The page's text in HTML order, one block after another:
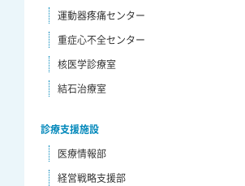
運動器疼痛センター
重症心不全センター
核医学診療室
結石治療室
診療支援施設
医療情報部
経営戦略支援部